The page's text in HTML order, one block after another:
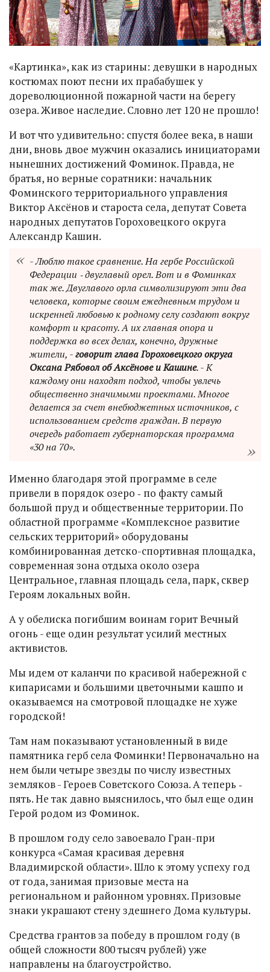
«Картинка», как из старины: девушки в народных
костюмах поют песни их прабабушек у
дореволюционной пожарной части на берегу
озера. Живое наследие. Словно лет 120 не прошло!
И вот что удивительно: спустя более века, в наши
дни, вновь двое мужчин оказались инициаторами
нынешних достижений Фоминок. Правда, не
братья, но верные соратники: начальник
Фоминского территориального управления
Виктор Аксёнов и староста села, депутат Совета
народных депутатов Гороховецкого округа
Александр Кашин.
- Люблю такое сравнение. На гербе Российской
Федерации ‑ двуглавый орел. Вот и в Фоминках
так же. Двуглавого орла символизируют эти два
человека, которые своим ежедневным трудом и
искренней любовью к родному селу создают вокруг
комфорт и красоту. А их главная опора и
поддержка во всех делах, конечно, дружные
жители, -говорит глава Гороховецкого округа
Оксана Рябовол об Аксёнове и Кашине. - К
каждому они находят подход, чтобы увлечь
общественно значимыми проектами. Многое
делается за счет внебюджетных источников, с
использованием средств граждан. В первую
очередь работает губернаторская программа
«30 на 70».
Именно благодаря этой программе в селе
привели в порядок озеро ‑ по факту самый
большой пруд и общественные территории. По
областной программе «Комплексное развитие
сельских территорий» оборудованы
комбинированная детско-спортивная площадка,
современная зона отдыха около озера
Центральное, главная площадь села, парк, сквер
Героям локальных войн.
А у обелиска погибшим воинам горит Вечный
огонь - еще один результат усилий местных
активистов.
Мы идем от каланчи по красивой набережной с
кипарисами и большими цветочными кашпо и
оказываемся на смотровой площадке не хуже
городской!
Там нам показывают установленный в виде
памятника герб села Фоминки! Первоначально на
нем были четыре звезды по числу известных
земляков - Героев Советского Союза. А теперь ‑
пять. Не так давно выяснилось, что был еще один
Герой родом из Фоминок.
В прошлом году село завоевало Гран-при
конкурса «Самая красивая деревня
Владимирской области». Шло к этому успеху год
от года, занимая призовые места на
региональном и районном уровнях. Призовые
знаки украшают стену здешнего Дома культуры.
Средства грантов за победу в прошлом году (в
общей сложности 800 тысяч рублей) уже
направлены на благоустройство.